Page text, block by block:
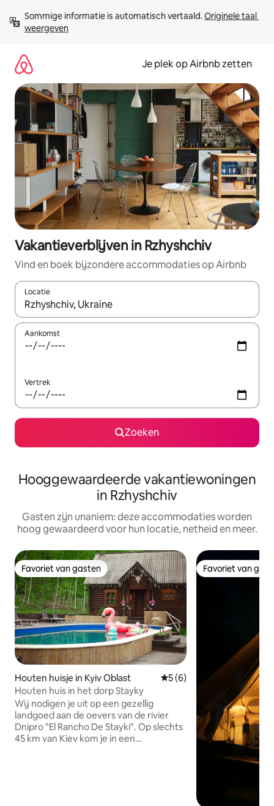
direct
naar
Sommige informatie is automatisch vertaald. Originele taal
weergeven
Je plek op Airbnb zetten
Vakantieverblijven in Rzhyshchiv
Vind en boek bijzondere accommodaties op Airbnb
Locatie
Wanneer er resultaten beschikbaar zijn, maak je een keuze
Aankomst
Vertrek
Zoeken
Hooggewaardeerde vakantiewoningen
in Rzhyshchiv
Gasten zijn unaniem: deze accommodaties worden
hoog gewaardeerd voor hun locatie, netheid en meer.
Favoriet van gasten
Favoriet van gasten
Houten huisje in Kyiv Oblast Gemiddelde beoordeling
5 (6)
Houten huis in het dorp Stayky
Wij nodigen je uit op een gezellig
landgoed aan de oevers van de rivier
Dnipro "El Rancho De Stayki". Op slechts
45 km van Kiev kom je in een
Favoriet van
Favoriet van